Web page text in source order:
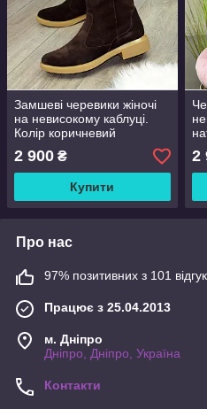
Замшеві черевики жіночі
на невисокому каблуці.
Колір коричневий
2 900 ₴
Купити
2
Про нас
97% позитивних з 101
Працює з 25.04.2013
м. Дніпро
Дніпро, Дніпро, Україна
Контакти